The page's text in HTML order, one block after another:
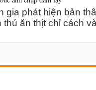
gia phát hiện bản
thú ăn thịt chỉ cách